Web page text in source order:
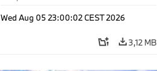
Wed Aug 05 23:00:02 CEST 2026
3,12 MB